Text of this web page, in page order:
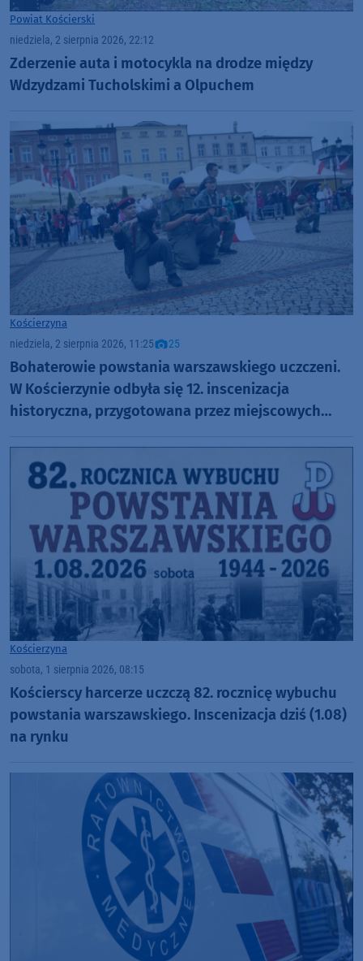
Powiat Kościerski
niedziela, 2 sierpnia 2026, 22:12
Zderzenie auta i motocykla na drodze między
Wdzydzami Tucholskimi a Olpuchem
Kościerzyna
niedziela, 2 sierpnia 2026, 11:25 25
Bohaterowie powstania warszawskiego uczczeni.
W Kościerzynie odbyła się 12. inscenizacja
historyczna, przygotowana przez miejscowych
Kościerzyna
sobota, 1 sierpnia 2026, 08:15
Kościerscy harcerze uczczą 82. rocznicę wybuchu
powstania warszawskiego. Inscenizacja dziś (1.08)
na rynku